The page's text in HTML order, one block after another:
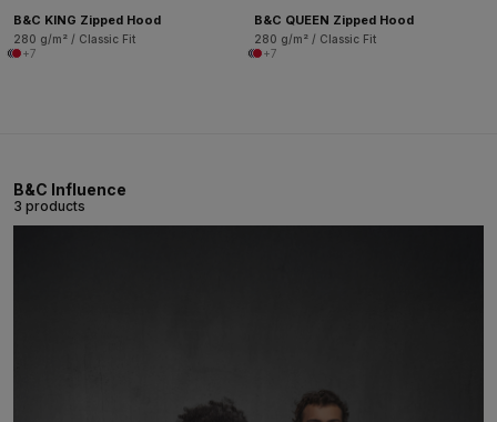
B&C KING Zipped Hood
280 g/m² / Classic Fit
+7
B&C QUEEN Zipped Hood
280 g/m² / Classic Fit
+7
B&C Influence
3 products